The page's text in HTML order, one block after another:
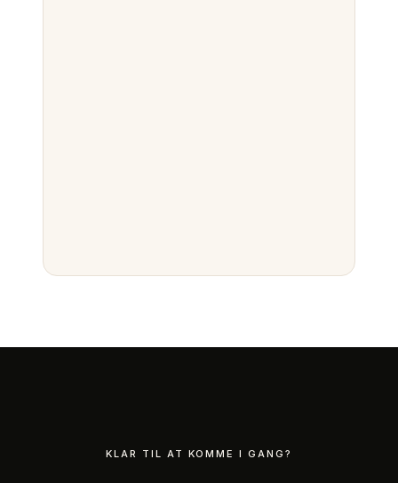
KLAR TIL AT KOMME I GANG?